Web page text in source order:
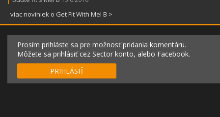
viac noviniek o Get Fit With Mel B >
Prosím prihláste sa pre možnosť pridania komentáru.
Môžete sa prihlásiť cez Sector konto, alebo Facebook.
PRIHLÁSIŤ